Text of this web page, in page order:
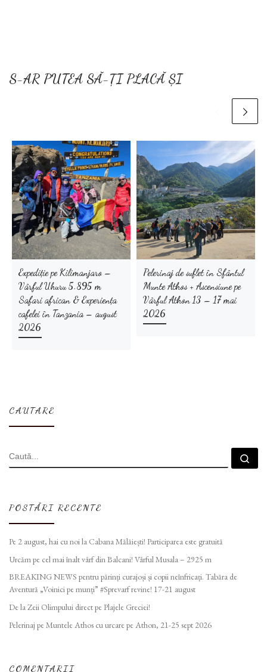
S-AR PUTEA SĂ-ȚI PLACĂ ȘI
Expediție pe Kilimanjaro –
Vârful Uhuru 5.895 m
Safari african & Experiența
cafelei în Tanzania – august
2026
Pelerinaj de suflet în Sfântul
Munte Athos + Ascensiune pe
Vârful Athon 13 – 17 mai
2026
CAUTARE
CĂUTARE
POSTĂRI RECENTE
Pe 2 august, hai cu noi la Cabana Mălăiești! Participarea este gratuită
Urcăm pe cel mai înalt vârf din Balcani! Vârful Musala – 2925 m
BREAKING NEWS pentru părinți curajoși și copii neînfricați. Tabăra de
Aventură „Voinici pe munți” #Sprevarf revine! 17-21 august
De la Zeii Olimpului direct pe Plajele Greciei!
Pelerinaj pe Muntele Athos cu urcare pe Athon, 21-25 sept 2026
COMENTARII